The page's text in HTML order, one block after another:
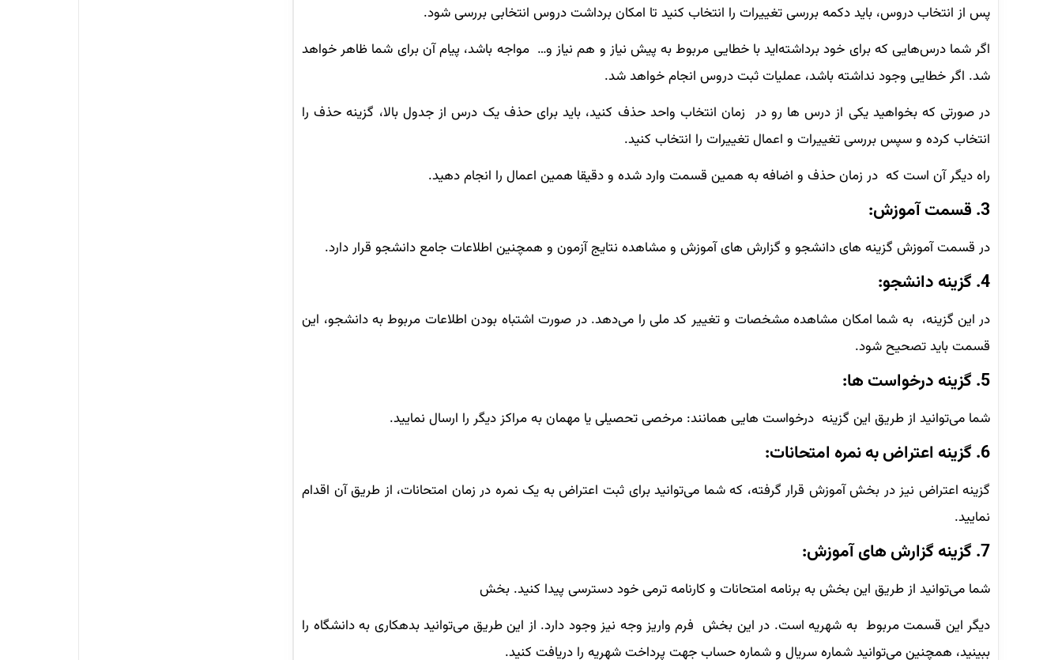
پس از انتخاب دروس، باید دکمه بررسی تغییرات را انتخاب کنید تا امکان برداشت دروس انتخابی بررسی شود.
اگر شما درس‌هایی که برای خود برداشته‌اید با خطایی مربوط به پیش نیاز و هم نیاز و… مواجه باشد، پیام آن برای شما ظاهر خواهد
شد. اگر خطایی وجود نداشته باشد، عملیات ثبت دروس انجام خواهد شد.
در صورتی که بخواهید یکی از درس ها رو در زمان انتخاب واحد حذف کنید، باید برای حذف یک درس از جدول بالا، گزینه حذف را
انتخاب کرده و سپس بررسی تغییرات و اعمال تغییرات را انتخاب کنید.
راه دیگر آن است که در زمان حذف و اضافه به همین قسمت وارد شده و دقیقا همین اعمال را انجام دهید.
3. قسمت آموزش:
در قسمت آموزش گزینه های دانشجو و گزارش های آموزش و مشاهده نتایج آزمون و همچنین اطلاعات جامع دانشجو قرار دارد.
4. گزینه دانشجو:
در این گزینه، به شما امکان مشاهده مشخصات و تغییر کد ملی را می‌دهد. در صورت اشتباه بودن اطلاعات مربوط به دانشجو، این
قسمت باید تصحیح شود.
5. گزینه درخواست ها:
شما می‌توانید از طریق این گزینه درخواست هایی همانند: مرخصی تحصیلی یا مهمان به مراکز دیگر را ارسال نمایید.
6. گزینه اعتراض به نمره امتحانات:
گزینه اعتراض نیز در بخش آموزش قرار گرفته، که شما می‌توانید برای ثبت اعتراض به یک نمره در زمان امتحانات، از طریق آن اقدام
نمایید.
7. گزینه گزارش های آموزش:
شما می‌توانید از طریق این بخش به برنامه امتحانات و کارنامه ترمی خود دسترسی پیدا کنید. بخش
دیگر این قسمت مربوط به شهریه است. در این بخش فرم واریز وجه نیز وجود دارد. از این طریق می‌توانید بدهکاری به دانشگاه را
ببینید، همچنین می‌توانید شماره سریال و شماره حساب جهت پرداخت شهریه را دریافت کنید.